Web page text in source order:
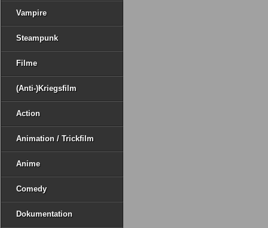
Vampire
Steampunk
Filme
(Anti-)Kriegsfilm
Action
Animation / Trickfilm
Anime
Comedy
Dokumentation